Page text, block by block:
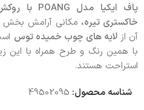
پاف ایکیا مدل POANG با
خاکستری تیره، مکانی آرامش بخش
آن ازلایه های چوب خمیده توس
با همین رنگ و طرح همراه با این
استراحت هستند.
شناسه محصول: 49502095